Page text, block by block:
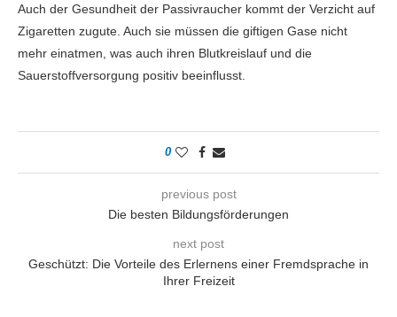
Auch der Gesundheit der Passivraucher kommt der Verzicht auf
Zigaretten zugute. Auch sie müssen die giftigen Gase nicht
mehr einatmen, was auch ihren Blutkreislauf und die
Sauerstoffversorgung positiv beeinflusst.
0
previous post
Die besten Bildungsförderungen
next post
Geschützt: Die Vorteile des Erlernens einer Fremdsprache in
Ihrer Freizeit